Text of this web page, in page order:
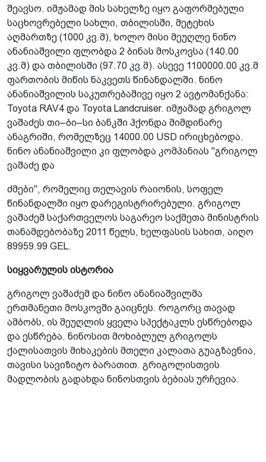
შეავსო. იმჟამად მის სახელზე იყო გაფორმებული
საცხოვრებელი სახლი, თბილისში, მეტეხის
აღმართზე (1000 კვ.მ), ხოლო მისი მეუღლე ნინო
ანანიაშვილი ფლობდა 2 ბინას მოსკოვსა (140.00
კვ.მ) და თბილისში (97.70 კვ.მ). ასევე 1100000.00 კვ.მ
ფართობის მიწის ნაკვეთს წინანდალში. ნინო
ანანიაშვილის საკუთრებაშივე იყო 2 ავტომანქანა:
Toyota RAV4 და Toyota Landcruiser. იმჟამად გრიგოლ
ვაშაძეს თი–ბი–სი ბანკში ჰქონდა მიმდინარე
ანაგრიში, რომელზეც 14000.00 USD ირიცხებოდა.
ნინო ანანიაშვილი კი ფლობდა კომპანიას ''გრიგოლ
ვაშაძე და
ძმები", რომელიც თელავის რაიონის, სოფელ
წინანდალში იყო დარეგისტრირებული. გრიგოლ
ვაშაძემ საქართველოს საგარეო საქმეთა მინისტრის
თანამდებობაზე 2011 წელს, ხელფასის სახით, აიღო
89959.99 GEL.
სიყვარულის ისტორია
გრიგოლ ვაშაძემ და ნინო ანანიაშვილმა
ერთმანეთი მოსკოვში გაიცნეს. როგორც თავად
ამბობს, ის მეუღლის ყველა სპექტაკლს ესწრებოდა
და ესწრება. ნინოსით მოხიბლულ გრიგოლს
ქალისათვის მიხაკების მთელი კალათა გუაგზავნია,
თავისი სავიზიტო ბარათით. გრიგოლისთვის
მადლობის გადახდა ნინოსთვის ბებიას ურჩევია.